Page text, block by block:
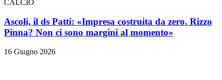
CALCIO
Ascoli, il ds Patti: «Impresa costruita da zero. Rizzo
Pinna? Non ci sono margini al momento»
16 Giugno 2026